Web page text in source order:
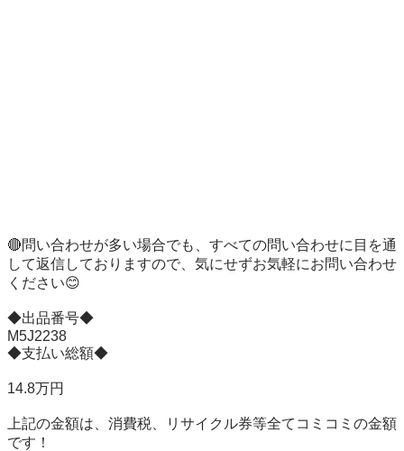
🔴問い合わせが多い場合でも、すべての問い合わせに目を通
して返信しておりますので、気にせずお気軽にお問い合わせ
ください😊
◆出品番号◆
M5J2238
◆支払い総額◆
14.8万円
上記の金額は、消費税、リサイクル券等全てコミコミの金額
です！